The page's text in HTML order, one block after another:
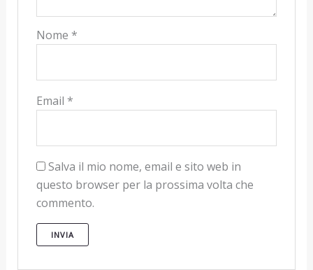
Nome *
Email *
Salva il mio nome, email e sito web in
questo browser per la prossima volta che
commento.